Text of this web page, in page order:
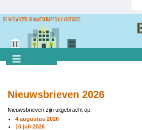
naar
gaan
Nieuwsbrieven 2026
Nieuwsbrieven zijn uitgebracht op:
4 augustus 2026
16 juli 2026